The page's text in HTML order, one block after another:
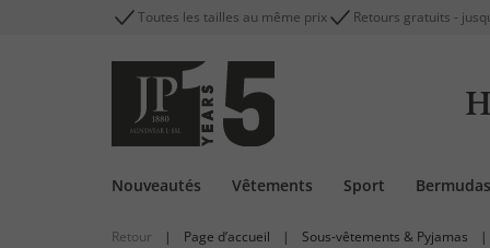
Toutes les tailles au même prix Retours gratuits -
Nouveautés Vêtements Sport Bermudas
Retour | Page d’accueil | Sous-vêtements & Pyjamas |